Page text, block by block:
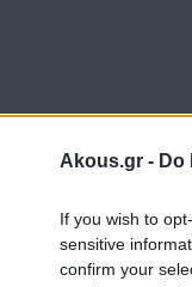
Akous.gr - Do
If you wish to
sensitive
confirm your